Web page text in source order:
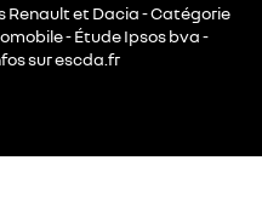
Renault et Dacia - Catégorie
- Étude Ipsos bva -
sur escda.fr